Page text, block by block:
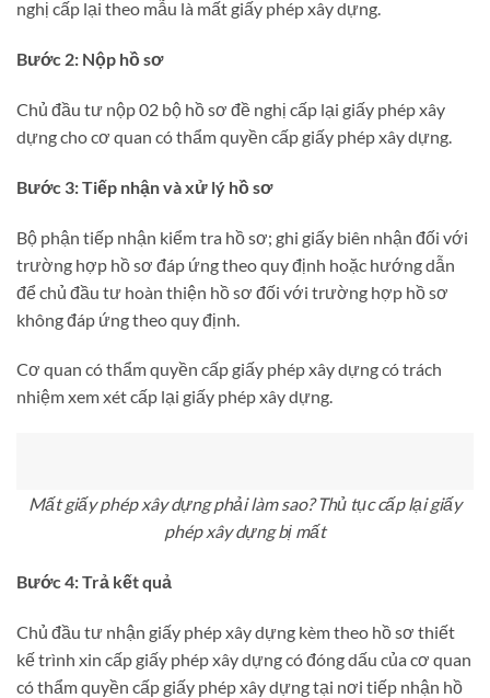
nghị cấp lại theo mẫu là mất giấy phép xây dựng.
Bước 2: Nộp hồ sơ
Chủ đầu tư nộp 02 bộ hồ sơ đề nghị cấp lại giấy phép xây
dựng cho cơ quan có thẩm quyền cấp giấy phép xây dựng.
Bước 3: Tiếp nhận và xử lý hồ sơ
Bộ phận tiếp nhận kiểm tra hồ sơ; ghi giấy biên nhận đối với
trường hợp hồ sơ đáp ứng theo quy định hoặc hướng dẫn
để chủ đầu tư hoàn thiện hồ sơ đối với trường hợp hồ sơ
không đáp ứng theo quy định.
Cơ quan có thẩm quyền cấp giấy phép xây dựng có trách
nhiệm xem xét cấp lại giấy phép xây dựng.
Mất giấy phép xây dựng phải làm sao? Thủ tục cấp lại giấy
phép xây dựng bị mất
Bước 4: Trả kết quả
Chủ đầu tư nhận giấy phép xây dựng kèm theo hồ sơ thiết
kế trình xin cấp giấy phép xây dựng có đóng dấu của cơ quan
có thẩm quyền cấp giấy phép xây dựng tại nơi tiếp nhận hồ